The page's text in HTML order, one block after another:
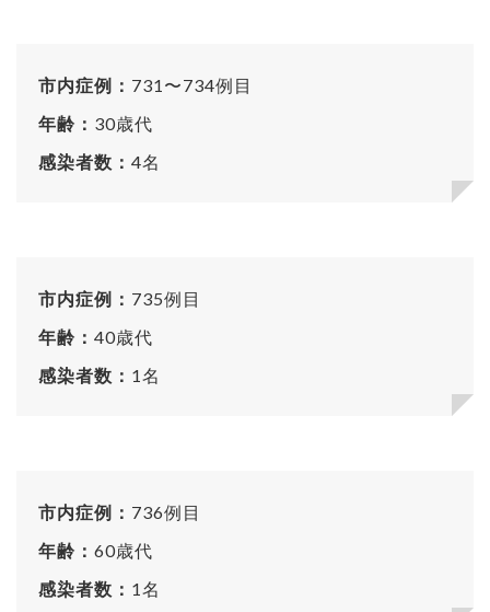
市内症例： 731〜734例目
年齢： 30歳代
感染者数： 4名
市内症例： 735例目
年齢： 40歳代
感染者数： 1名
市内症例： 736例目
年齢： 60歳代
感染者数： 1名